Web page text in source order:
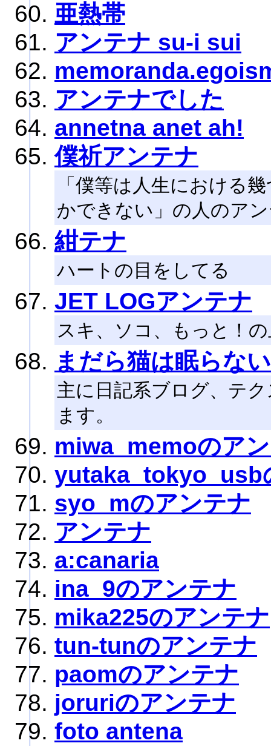
亜熱帯
アンテナ su-i sui
アンテナでした
annetna anet ah!
僕祈アンテナ
「僕等は人生における
かできない」の人のア
紺テナ
ハートの目をしてる
JET LOGアンテナ
スキ、ソコ、もっと！
まだら猫は眠らない
主に日記系ブログ、テ
ます。
miwa_memoのア
yutaka_tokyo_usb
syo_mのアンテナ
アンテナ
a:canaria
ina_9のアンテナ
mika225のアンテナ
tun-tunのアンテナ
paomのアンテナ
joruriのアンテナ
foto antena